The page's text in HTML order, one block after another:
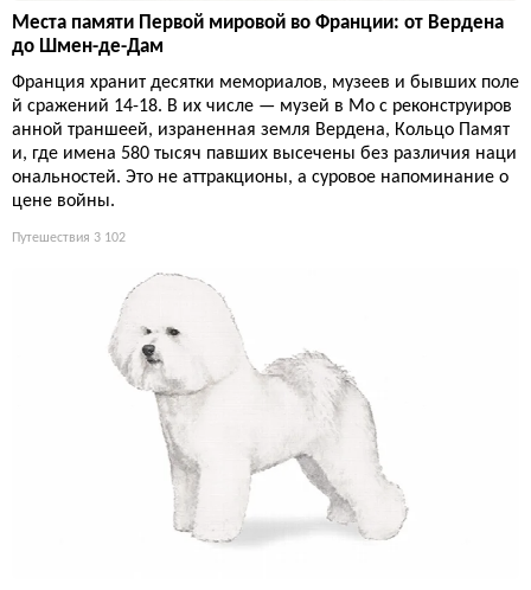
Места памяти Первой мировой во Франции: от Вердена
до Шмен-де-Дам
Франция хранит десятки мемориалов, музеев и бывших поле
й сражений 14-18. В их числе — музей в Мо с реконструиров
анной траншеей, израненная земля Вердена, Кольцо Памят
и, где имена 580 тысяч павших высечены без различия наци
ональностей. Это не аттракционы, а суровое напоминание о
цене войны.
Путешествия 3 102